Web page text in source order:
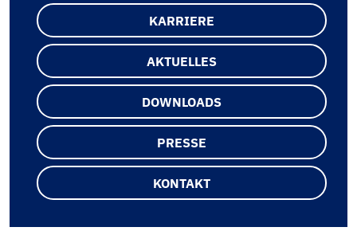
KARRIERE
AKTUELLES
DOWNLOADS
PRESSE
KONTAKT